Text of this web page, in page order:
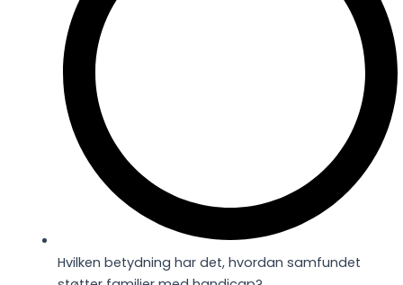
Hvilken betydning har det, hvordan samfundet